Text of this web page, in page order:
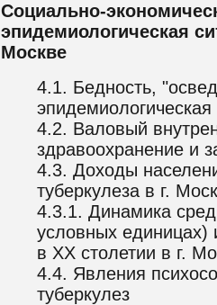
Социально-
эпидемиологическая
Москве
4.1. Бедность,
эпидемиологическая
4.2. Валовый
здравоохранение и
4.3. Доходы
туберкулеза в г.
4.3.1. Динамика
условных единицах)
в XX столетии в г.
4.4. Явления
туберкулез